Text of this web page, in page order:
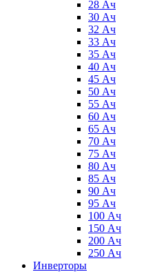
28 Ач
30 Ач
32 Ач
33 Ач
35 Ач
40 Ач
45 Ач
50 Ач
55 Ач
60 Ач
65 Ач
70 Ач
75 Ач
80 Ач
85 Ач
90 Ач
95 Ач
100 Ач
150 Ач
200 Ач
250 Ач
Инверторы